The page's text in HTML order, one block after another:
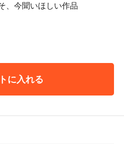
、今聞いほしい作品
に入れる